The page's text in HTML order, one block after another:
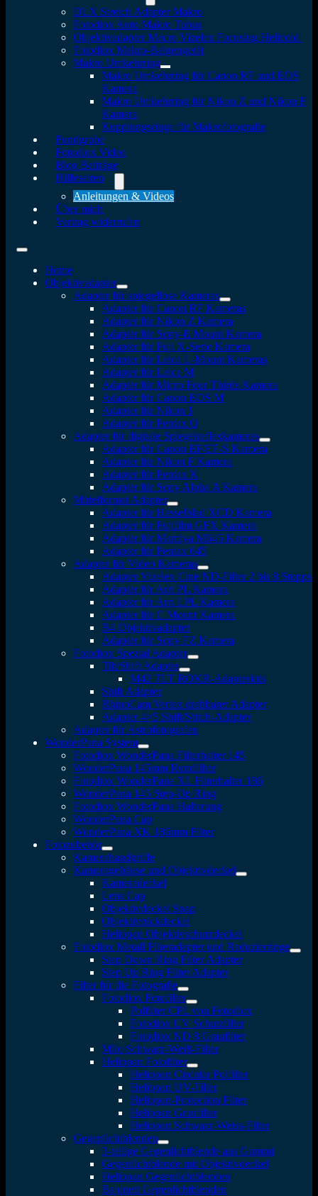
DLX Stretch Adapter Makro
Fotodiox Auto Makro Tubus
Objektivadapter Macro Vizelex Focusing Helicoid
Fotodiox Makro-Balgengerät
Makro Umkehrring
Makro Umkehrring für Canon RF und EOS
Kamera
Makro Umkehrring für Nikon Z und Nikon F
Kamera
Kupplungsringe für Makrofotografie
Fundgrube
Fotodiox Video
Blog Beiträge
Hilfeseiten
Anleitungen & Videos
Über mich
Vertrag widerrufen
Home
Objektivadapter
Adapter für spiegellose Kameras
Adapter für Canon RF Kameras
Adapter für Nikon Z Kamera
Adapter für Sony-E Mount Kamera
Adapter für Fuji X-Serie Kamera
Adapter für Leica L-Mount Kameras
Adapter für Leica M
Adapter für Micro Four Thirds Kamera
Adapter für Canon EOS M
Adapter für Nikon 1
Adapter für Pentax Q
Adapter für digitale Spiegelreflexkameras
Adapter für Canon EF/EF-S Kamera
Adapter für Nikon F Kamera
Adapter für Pentax K
Adapter für Sony Alpha A Kamera
Mittelformat Adapter
Adapter für Hasselblad XCD Kamera
Adapter für Fujifilm GFX Kamera
Adapter für Mamiya M645 Kamera
Adapter für Pentax 645
Adapter für Video Kameras
Adapter Vizelex Cine ND-Filter 2 bis 8 Stopps
Adapter für Arri PL Kamera
Adapter für Arri LPL Kamera
Adapter für C Mount Kamera
B4 Objektivadapter
Adapter für Sony FZ Kamera
Fotodiox Spezial Adapter
Tilt/Shift Adapter
M42 TLT ROKR-Adapterkits
Shift Adapter
RhinoCam Vertex drehbarer Adapter
Adapter 4×5 Shift/Stitch-Adapter
Adapter für Astrofotografen
WonderPana System
Fotodiox WonderPana Filterhalter 145
WonderPana 145mm Rundfilter
Fotodiox WonderPana XL Filterhalter 186
WonderPana 145 Step-Up Ring
Fotodiox WonderPana Halterung
WonderPana Cap
WonderPana XK 186mm Filter
Fotozubehör
Kamerahandgriffe
Kameragehäuse und Objektivdeckel
Kameradeckel
Lens Cap
Objektivdeckel Snap
Objektivrückdeckel
Heliopan Objektivschutzdeckel
Fotodiox Metall Filteradapter und Reduzierringe
Step Down Ring Filter Adapter
Step Up Ring Filter Adapter
Filter für die Fotografie
Fotodiox Fotofilter
Polfilter CPL von Fotodiox
Fotodiox UV Schutzfilter
Fotodiox ND 8 Graufilter
Milo Schwarz-Weiß-Filter
Heliopan Fotofilter
Heliopan Circular Polfilter
Heliopan UV-Filter
Heliopan-Protection Filter
Heliopan Graufilter
Heliopan Schwarz-Weiss-Filter
Gegenlichtblenden
3-teilige Gegenlichtblende aus Gummi
Gegenlichtblende mit Objektivdeckel
Heliopan Gegenlichtblenden
Bajonett Gegenlichtblenden